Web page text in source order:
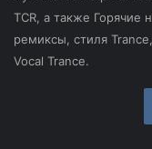
TCR, а также Горячие
ремиксы, стиля
Vocal Trance.